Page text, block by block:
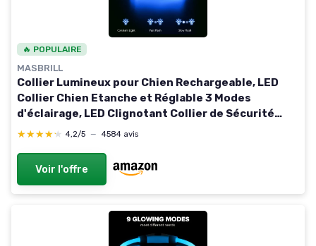
🔥 POPULAIRE
MASBRILL
Collier Lumineux pour Chien Rechargeable, LED
Collier Chien Etanche et Réglable 3 Modes
d'éclairage, LED Clignotant Collier de Sécurité
pour Petits Moyens Grands Chien(Bleu, M) M Bleu
★★★★★
★★★★★ 4,2/5 — 4584 avis
Voir l'offre